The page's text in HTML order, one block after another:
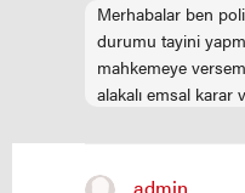
Merhabalar ben
durumu tayini
mahkemeye
alakalı emsal karar